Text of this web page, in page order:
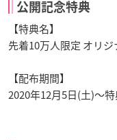
公開記念特典
【特典名】
先着10万人限定 オリジ
【配布期間】
2020年12月5日(土)～